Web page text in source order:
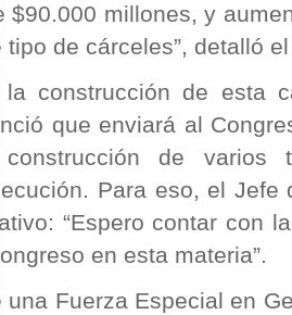
$90.000 millones, y
de cárceles”, detalló
la construcción de esta
que enviará al
de varios
Para eso, el Jefe
“Espero contar con
en esta materia”.
una Fuerza Especial en